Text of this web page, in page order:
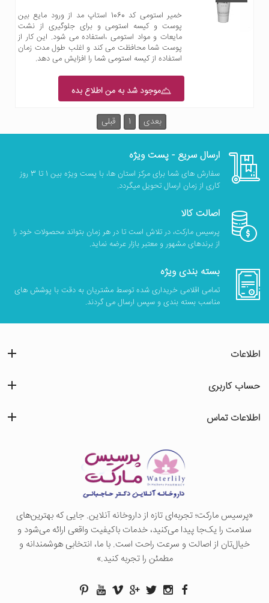
خمیر استومی کد 1060 استاپ مد از ورود مایع بین
پوست و کیسه استومی و برای جلوگیری از نشت
مایعات و مواد استومی ،استفاده می شود. این کار از
پوست شما محافظت می کند و اغلب طول مدت زمان
استفاده از کیسه استومی شما را افزایش می دهد.
موجود شد به من اطلاع بده
قبلی 1 بعدی
ارسال سریع - پست ویژه
سفارش های شما برای مرکز استان ها، با پست ویژه بین 1 تا 3 روز
کاری از زمان ارسال تحویل میگردد.
اصالت کالا
پرسیس مارکت، در تلاش است تا در هر زمان بتواند محصولات خود را
از برندهای مشهور و معتبر بازار عرضه نماید.
بسته بندی ویژه
تمامی اقلامی خریداری شده توسط مشتریان به دقت با پوشش های
مناسب بسته بندی و سپس ارسال می گردند.
«پرسيس ماركت؛ تجربه‌ای تازه از داروخانه آنلاین. جایی که بهترین‌های
سلامت را یک‌جا پیدا می‌کنید، خدمات باکیفیت واقعی ارائه می‌شود و
خیال‌تان از اصالت و سرعت راحت است. با ما، انتخابی هوشمندانه و
مطمئن را تجربه کنید.»
اطلاعات
حساب کاربری
اطلاعات تماس